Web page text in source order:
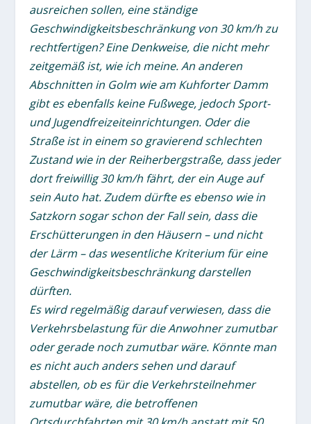
ausreichen sollen, eine ständige
Geschwindigkeitsbeschränkung von 30 km/h zu
rechtfertigen? Eine Denkweise, die nicht mehr
zeitgemäß ist, wie ich meine. An anderen
Abschnitten in Golm wie am Kuhforter Damm
gibt es ebenfalls keine Fußwege, jedoch Sport-
und Jugendfreizeiteinrichtungen. Oder die
Straße ist in einem so gravierend schlechten
Zustand wie in der Reiherbergstraße, dass jeder
dort freiwillig 30 km/h fährt, der ein Auge auf
sein Auto hat. Zudem dürfte es ebenso wie in
Satzkorn sogar schon der Fall sein, dass die
Erschütterungen in den Häusern – und nicht
der Lärm – das wesentliche Kriterium für eine
Geschwindigkeitsbeschränkung darstellen
dürften.
Es wird regelmäßig darauf verwiesen, dass die
Verkehrsbelastung für die Anwohner zumutbar
oder gerade noch zumutbar wäre. Könnte man
es nicht auch anders sehen und darauf
abstellen, ob es für die Verkehrsteilnehmer
zumutbar wäre, die betroffenen